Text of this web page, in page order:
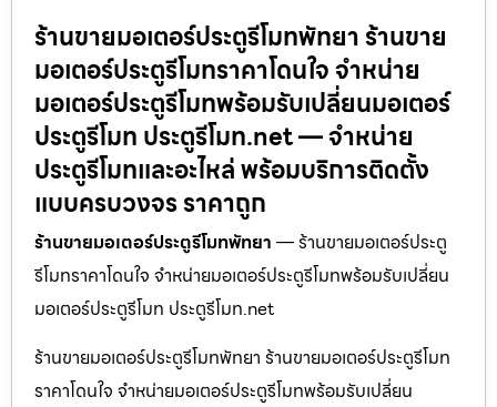
ร้านขายมอเตอร์ประตูรีโมทพัทยา ร้านขาย
มอเตอร์ประตูรีโมทราคาโดนใจ จำหน่าย
มอเตอร์ประตูรีโมทพร้อมรับเปลี่ยนมอเตอร์
ประตูรีโมท ประตูรีโมท.net — จำหน่าย
ประตูรีโมทและอะไหล่ พร้อมบริการติดตั้ง
แบบครบวงจร ราคาถูก
ร้านขายมอเตอร์ประตูรีโมทพัทยา — ร้านขายมอเตอร์ประตู
รีโมทราคาโดนใจ จำหน่ายมอเตอร์ประตูรีโมทพร้อมรับเปลี่ยน
มอเตอร์ประตูรีโมท ประตูรีโมท.net
ร้านขายมอเตอร์ประตูรีโมทพัทยา ร้านขายมอเตอร์ประตูรีโมท
ราคาโดนใจ จำหน่ายมอเตอร์ประตูรีโมทพร้อมรับเปลี่ยน